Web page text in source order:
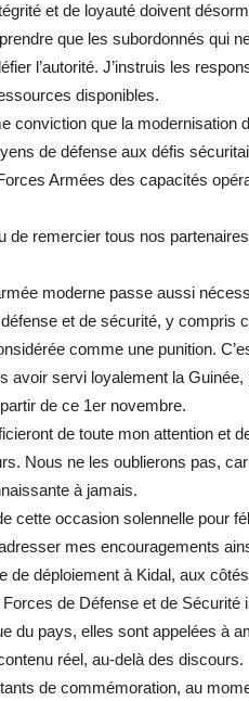
et de loyauté doivent
que les subordonnés qui
l’autorité. J’instruis les
disponibles.
conviction que la modernisation
de défense aux défis
Armées des capacités
de remercier tous nos
moderne passe aussi
et de sécurité, y compris
comme une punition.
avoir servi loyalement la
de ce 1er novembre.
de toute mon attention et
Nous ne les oublierons pas,
à jamais.
cette occasion solennelle pour
mes encouragements
de déploiement à Kidal, aux
de Défense et de
du pays, elles sont appelées à
réel, au-delà des discours.
de commémoration, au